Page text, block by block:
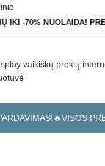
IKI -70% NUOLAIDA!
VISOS